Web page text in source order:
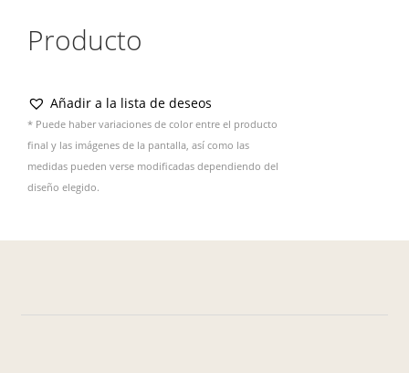
Producto
Añadir a la lista de deseos
* Puede haber variaciones de color entre el producto
final y las imágenes de la pantalla, así como las
medidas pueden verse modificadas dependiendo del
diseño elegido.